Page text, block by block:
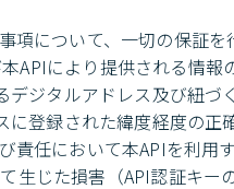
項について、一切の保証
APIにより提供される情
デジタルアドレス及び紐
に登録された緯度経度の正
責任において本APIを利
生じた損害（API認証キ